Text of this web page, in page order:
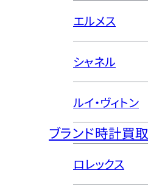
エルメス
シャネル
ルイ・ヴィトン
ブランド時計買取
ロレックス